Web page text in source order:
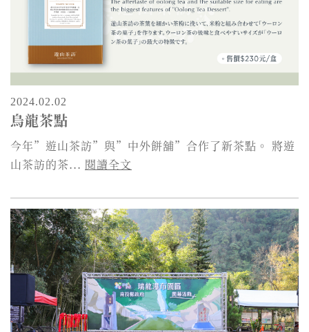
2024.02.02
烏龍茶點
今年”遊山茶訪”與”中外餅舖”合作了新茶點。 將遊
山茶訪的茶... 閱讀全文